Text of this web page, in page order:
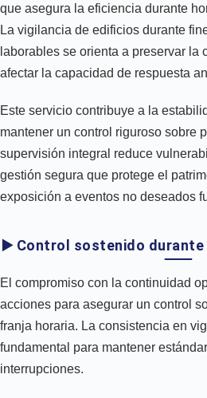
que asegura la eficiencia durante
La vigilancia de edificios durante
laborables se orienta a preservar la
afectar la capacidad de respuesta
Este servicio contribuye a la
mantener un control riguroso sobre
supervisión integral reduce
gestión segura que protege el
exposición a eventos no deseados
▶️ Control sostenido
El compromiso con la continuidad
acciones para asegurar un control
franja horaria. La consistencia en
fundamental para mantener
interrupciones.